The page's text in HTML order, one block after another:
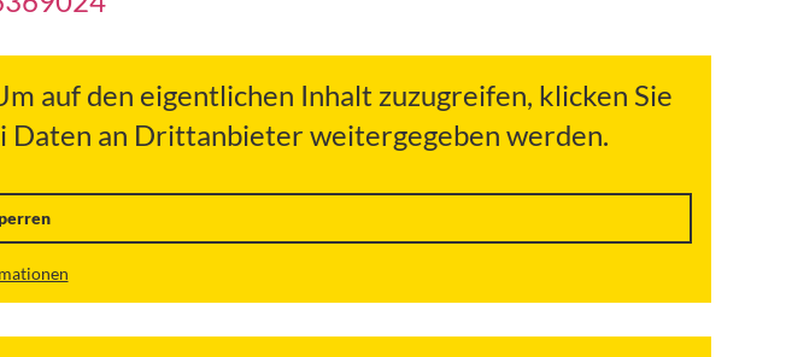
auf den eigentlichen Inhalt zuzugreifen, klicken Sie
Daten an Drittanbieter weitergegeben werden.